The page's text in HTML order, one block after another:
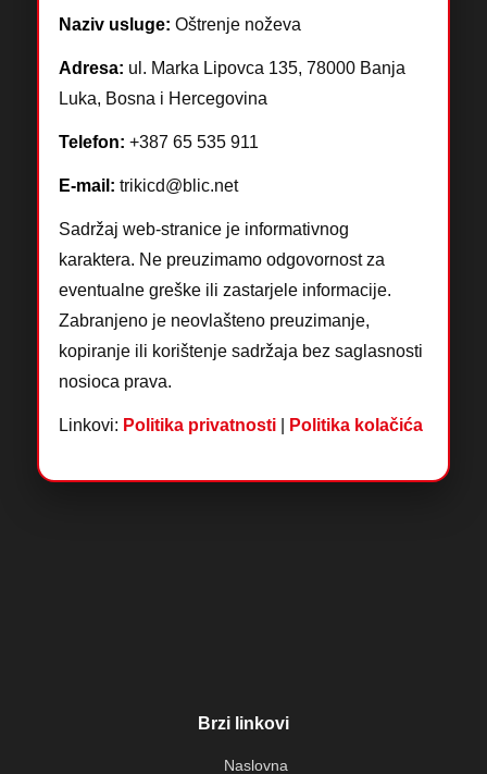
Naziv usluge: Oštrenje noževa
Adresa: ul. Marka Lipovca 135, 78000 Banja
Luka, Bosna i Hercegovina
Telefon: +387 65 535 911
E-mail: trikicd@blic.net
Sadržaj web-stranice je informativnog
karaktera. Ne preuzimamo odgovornost za
eventualne greške ili zastarjele informacije.
Zabranjeno je neovlašteno preuzimanje,
kopiranje ili korištenje sadržaja bez saglasnosti
nosioca prava.
Linkovi: Politika privatnosti Politika kolačića
Brzi linkovi
Naslovna